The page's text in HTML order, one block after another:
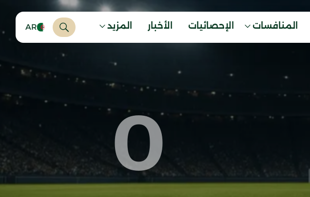
المنافسات الإحصائيات الأخبار المزيد AR
0